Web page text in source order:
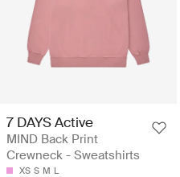
7 DAYS Active
MIND Back Print
Crewneck - Sweatshirts
XS S M L